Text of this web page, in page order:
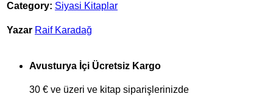
Category: Siyasi Kitaplar
Yazar Raif Karadağ
Avusturya İçi Ücretsiz Kargo
30 € ve üzeri ve kitap siparişlerinizde